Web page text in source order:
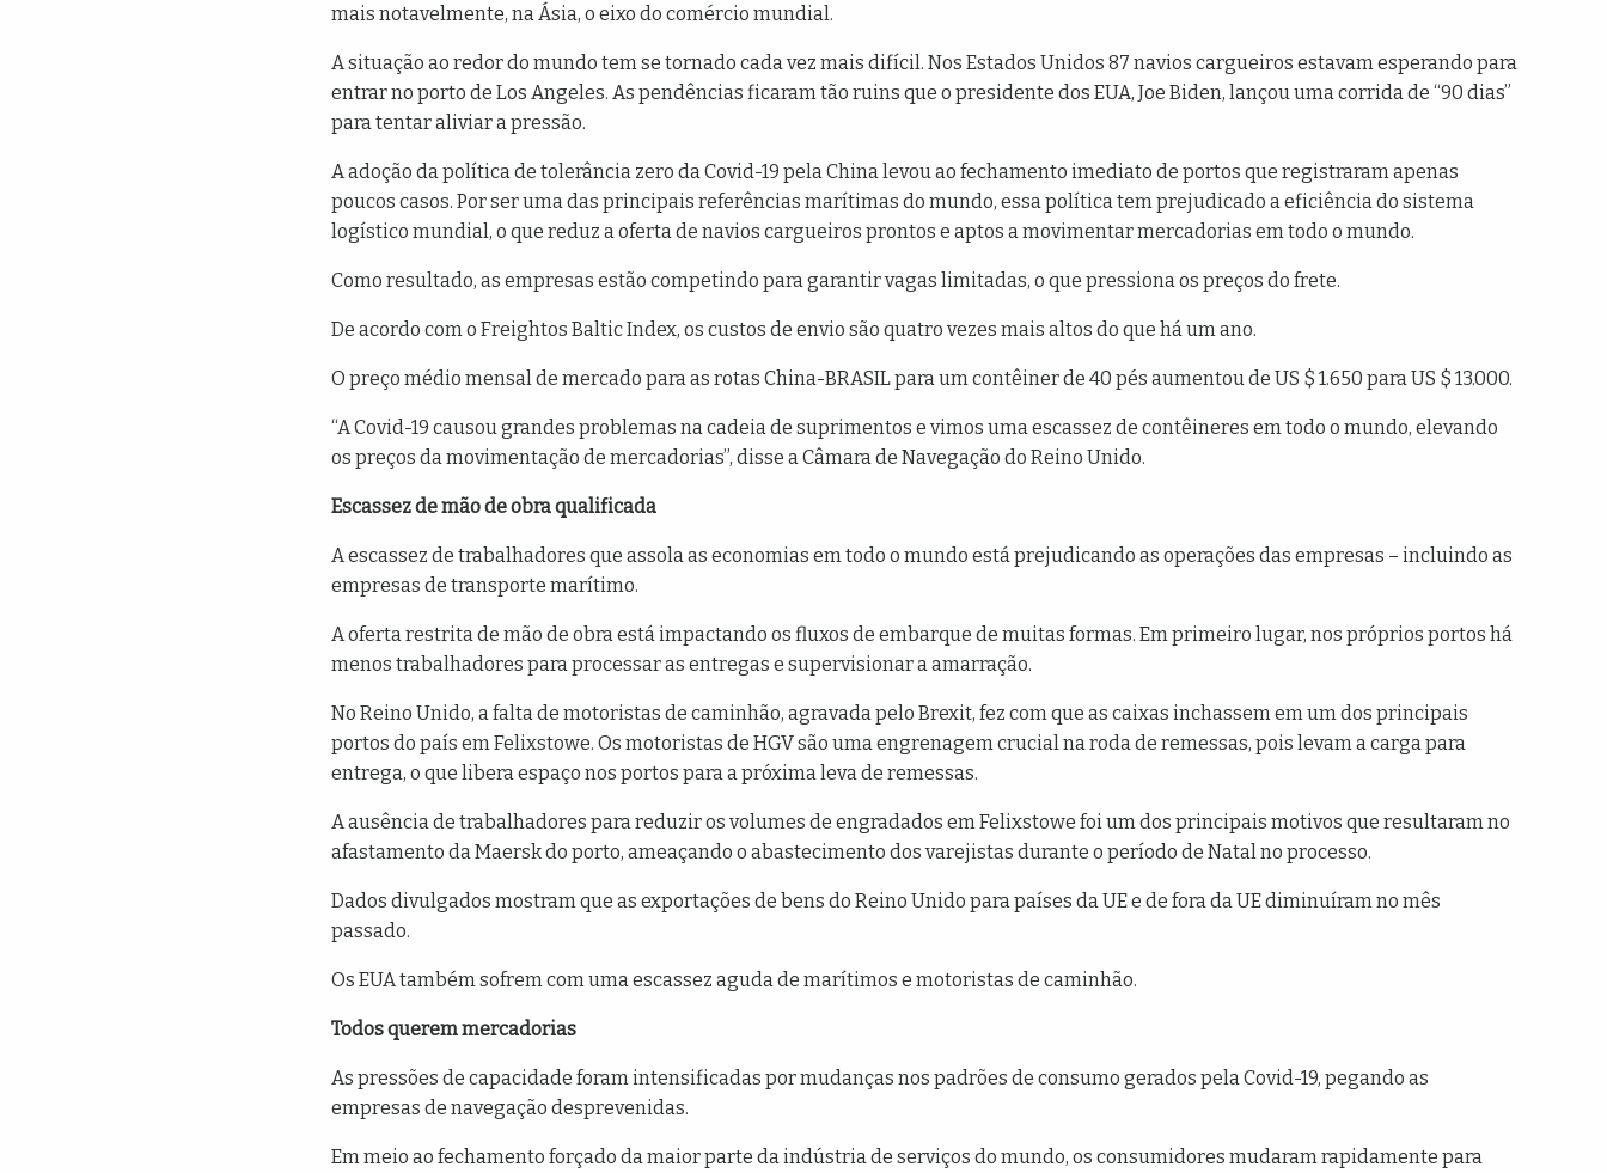
mais notavelmente, na Ásia, o eixo do comércio mundial.
A situação ao redor do mundo tem se tornado cada vez mais difícil. Nos Estados Unidos 87 navios cargueiros estavam esperando para
entrar no porto de Los Angeles. As pendências ficaram tão ruins que o presidente dos EUA, Joe Biden, lançou uma corrida de “90 dias”
para tentar aliviar a pressão.
A adoção da política de tolerância zero da Covid-19 pela China levou ao fechamento imediato de portos que registraram apenas
poucos casos. Por ser uma das principais referências marítimas do mundo, essa política tem prejudicado a eficiência do sistema
logístico mundial, o que reduz a oferta de navios cargueiros prontos e aptos a movimentar mercadorias em todo o mundo.
Como resultado, as empresas estão competindo para garantir vagas limitadas, o que pressiona os preços do frete.
De acordo com o Freightos Baltic Index, os custos de envio são quatro vezes mais altos do que há um ano.
O preço médio mensal de mercado para as rotas China-BRASIL para um contêiner de 40 pés aumentou de US $ 1.650 para US $ 13.000.
“A Covid-19 causou grandes problemas na cadeia de suprimentos e vimos uma escassez de contêineres em todo o mundo, elevando
os preços da movimentação de mercadorias”, disse a Câmara de Navegação do Reino Unido.
Escassez de mão de obra qualificada
A escassez de trabalhadores que assola as economias em todo o mundo está prejudicando as operações das empresas – incluindo as
empresas de transporte marítimo.
A oferta restrita de mão de obra está impactando os fluxos de embarque de muitas formas. Em primeiro lugar, nos próprios portos há
menos trabalhadores para processar as entregas e supervisionar a amarração.
No Reino Unido, a falta de motoristas de caminhão, agravada pelo Brexit, fez com que as caixas inchassem em um dos principais
portos do país em Felixstowe. Os motoristas de HGV são uma engrenagem crucial na roda de remessas, pois levam a carga para
entrega, o que libera espaço nos portos para a próxima leva de remessas.
A ausência de trabalhadores para reduzir os volumes de engradados em Felixstowe foi um dos principais motivos que resultaram no
afastamento da Maersk do porto, ameaçando o abastecimento dos varejistas durante o período de Natal no processo.
Dados divulgados mostram que as exportações de bens do Reino Unido para países da UE e de fora da UE diminuíram no mês
passado.
Os EUA também sofrem com uma escassez aguda de marítimos e motoristas de caminhão.
Todos querem mercadorias
As pressões de capacidade foram intensificadas por mudanças nos padrões de consumo gerados pela Covid-19, pegando as
empresas de navegação desprevenidas.
Em meio ao fechamento forçado da maior parte da indústria de serviços do mundo, os consumidores mudaram rapidamente para